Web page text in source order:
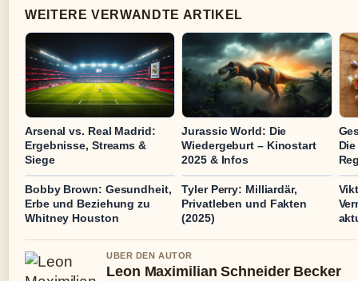
WEITERE VERWANDTE ARTIKEL
Arsenal vs. Real Madrid:
Ergebnisse, Streams &
Siege
Jurassic World: Die
Wiedergeburt – Kinostart
2025 & Infos
Bobby Brown: Gesundheit,
Erbe und Beziehung zu
Whitney Houston
Tyler Perry: Milliardär,
Privatleben und Fakten
(2025)
UBER DEN AUTOR
Leon Maximilian Schneider Becker